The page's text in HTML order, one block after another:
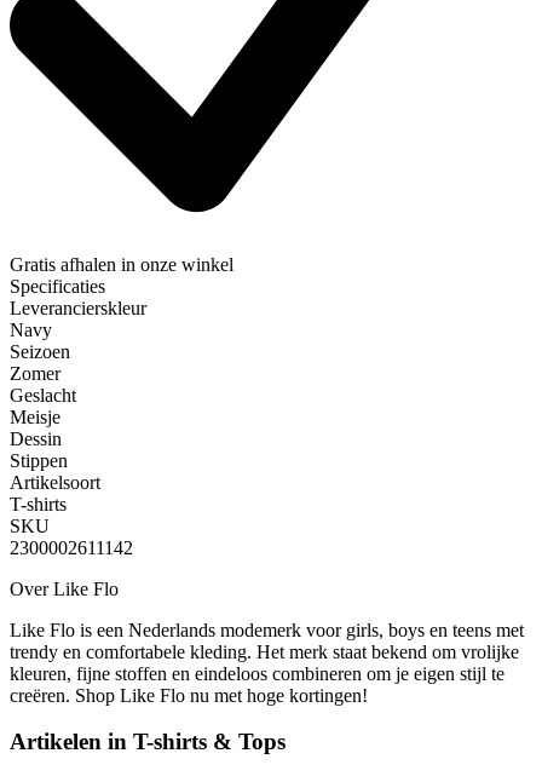
Gratis afhalen in onze winkel
Specificaties
Leverancierskleur
Navy
Seizoen
Zomer
Geslacht
Meisje
Dessin
Stippen
Artikelsoort
T-shirts
SKU
2300002611142
Over Like Flo
Like Flo is een Nederlands modemerk voor girls, boys en teens met
trendy en comfortabele kleding. Het merk staat bekend om vrolijke
kleuren, fijne stoffen en eindeloos combineren om je eigen stijl te
creëren. Shop Like Flo nu met hoge kortingen!
Artikelen in T-shirts & Tops